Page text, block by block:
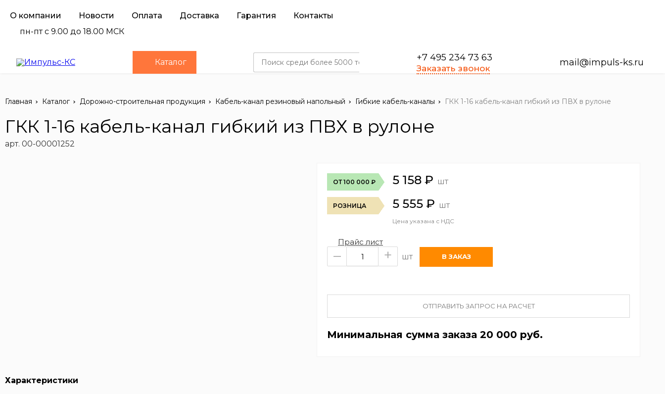
О компании Новости Оплата Доставка Гарантия
Контакты
пн-пт с 9.00 до 18.00 МСК
Каталог +7 495 234 73 63
Заказать звонок
mail@impuls-ks.ru
Главная Каталог Дорожно-строительная продукция Кабель-канал резиновый напольный Гибкие кабель-каналы ГКК 1-16 кабель-канал гибкий из ПВХ в рулоне
ГКК 1-16 кабель-канал гибкий из ПВХ в рулоне
арт. 00-00001252
Характеристики
ОТ 100 000 ₽ 5 158 ₽ шт
РОЗНИЦА 5 555 ₽ шт
Цена указана с НДС
Прайс лист
– + шт
ОТПРАВИТЬ ЗАПРОС НА РАСЧЕТ
Минимальная сумма заказа 20 000 руб.